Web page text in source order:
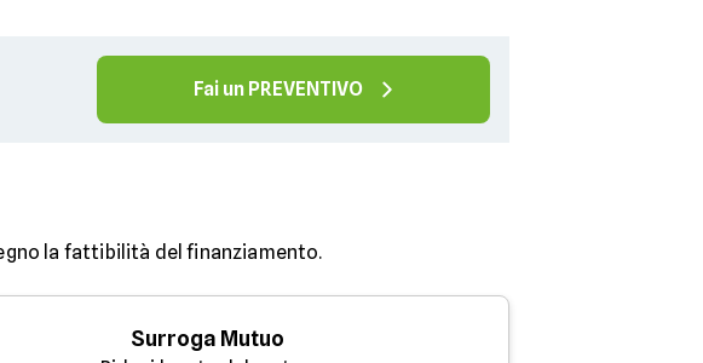
Fai un PREVENTIVO
la fattibilità del finanziamento.
Surroga Mutuo